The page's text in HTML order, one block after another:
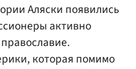
Аляски появились
активно
которая помимо